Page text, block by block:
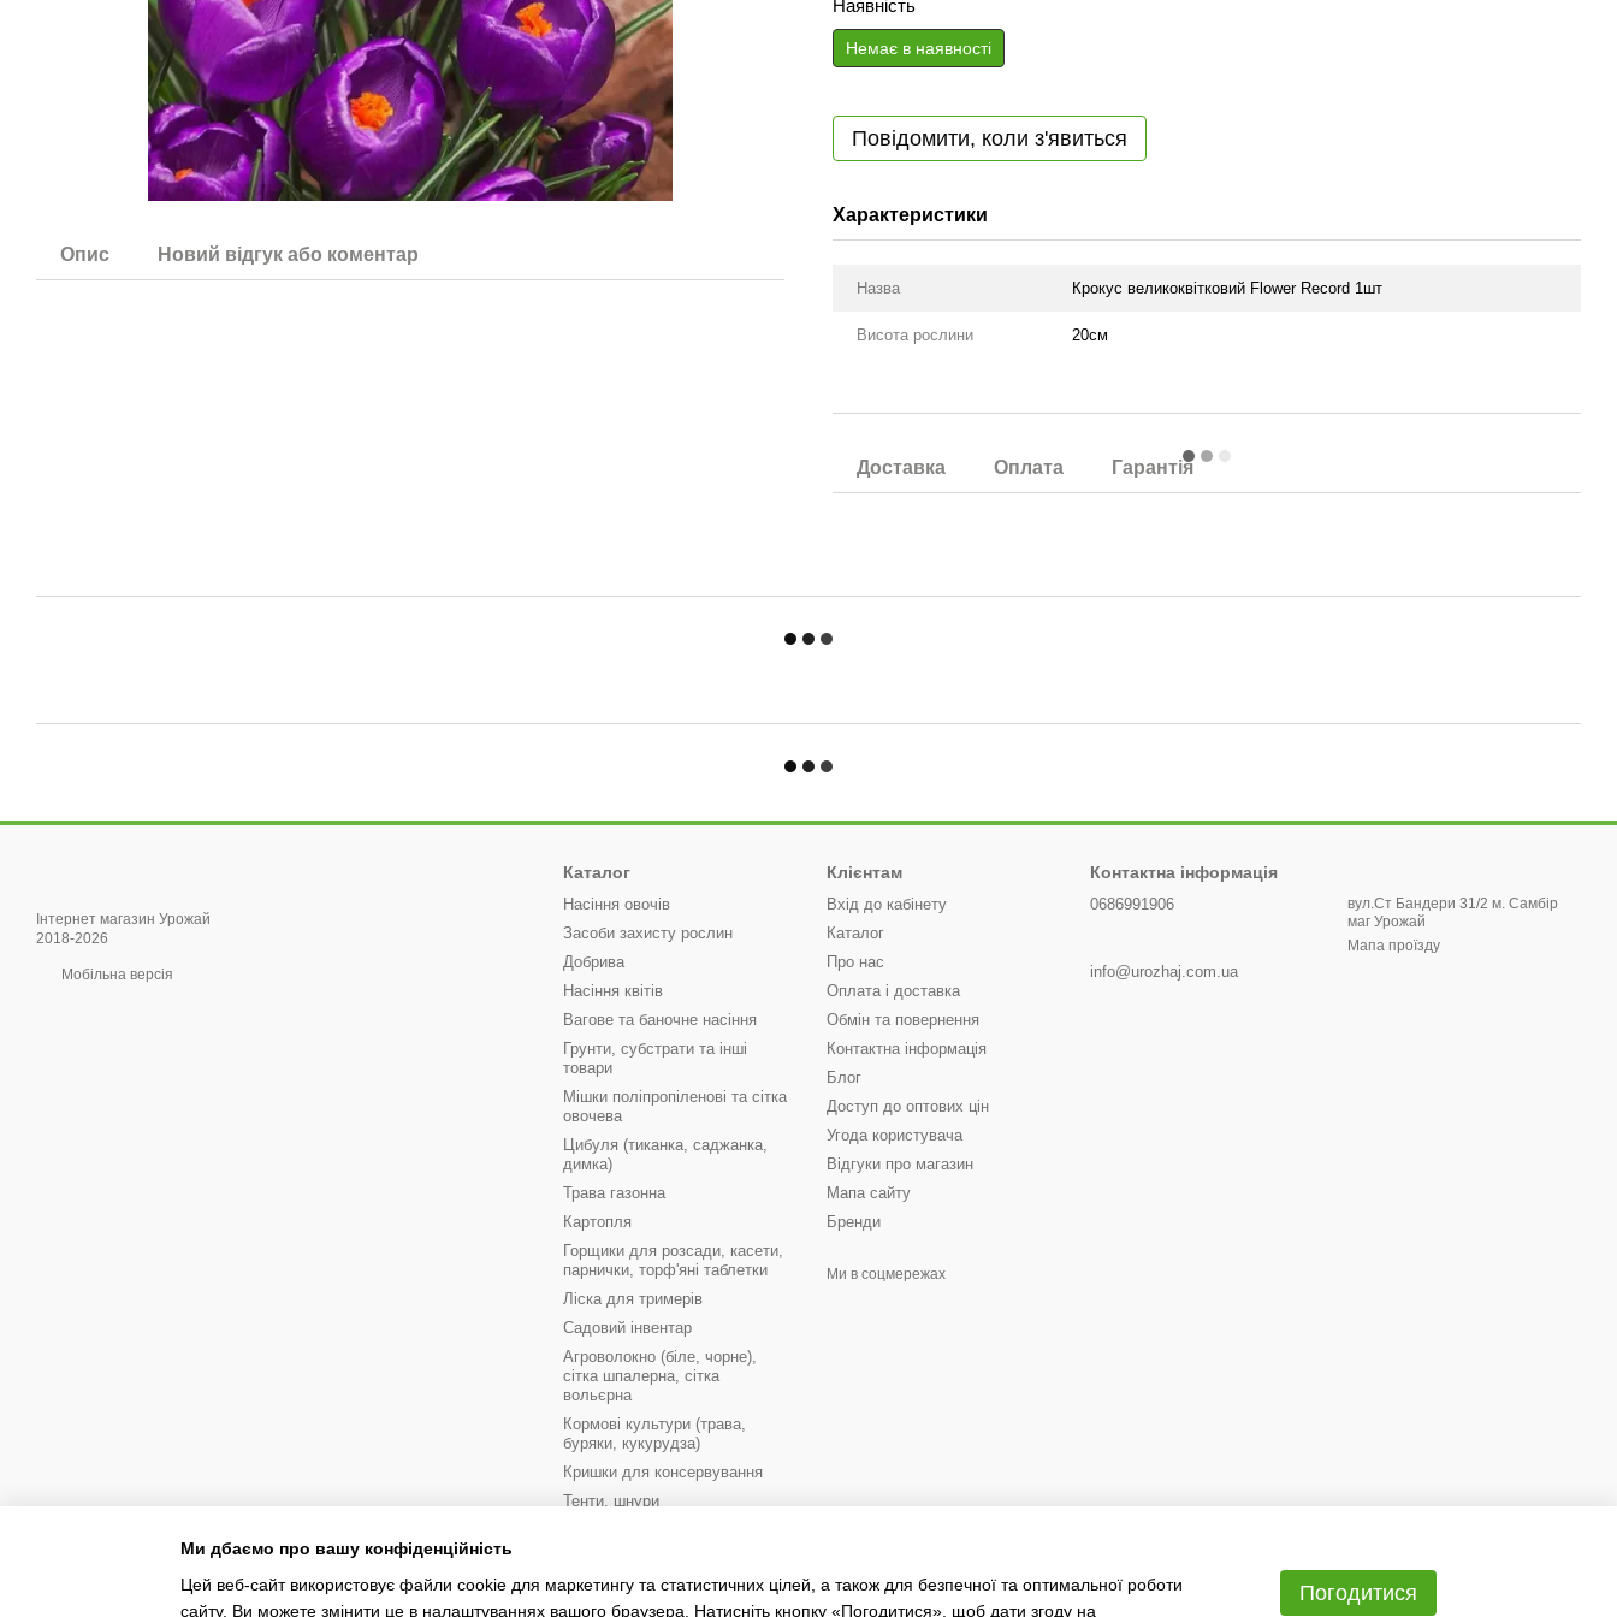
Опис Новий відгук або коментар
Наявність
Немає в наявності
Повідомити, коли з'явиться
Характеристики
Назва Крокус великоквітковий Flower Record 1шт
Висота рослини 20см
Доставка Оплата Гарантія
Інтернет магазин Урожай
2018-2026
Мобільна версія
Каталог
Насіння овочів
Засоби захисту рослин
Добрива
Насіння квітів
Вагове та баночне насіння
Грунти, субстрати та інші
товари
Мішки поліпропіленові та сітка
овочева
Цибуля (тиканка, саджанка,
димка)
Трава газонна
Картопля
Горщики для розсади, касети,
парнички, торф'яні таблетки
Ліска для тримерів
Садовий інвентар
Агроволокно (біле, чорне),
сітка шпалерна, сітка
вольєрна
Кормові культури (трава,
буряки, кукурудза)
Кришки для консервування
Тенти, шнури
Рукавиці робочі
Клієнтам
Вхід до кабінету
Каталог
Про нас
Оплата і доставка
Обмін та повернення
Контактна інформація
Блог
Доступ до оптових цін
Угода користувача
Відгуки про магазин
Мапа сайту
Бренди
Ми в соцмережах
Контактна інформація
0686991906
info@urozhaj.com.ua
вул.Ст Бандери 31/2 м. Самбір
маг Урожай
Мапа проїзду
Ми дбаємо про вашу конфіденційність
Цей веб-сайт використовує файли cookie для маркетингу та статистичних цілей, а також для безпечної та оптимальної роботи
сайту. Ви можете змінити це в налаштуваннях вашого браузера. Натисніть кнопку «Погодитися», щоб дати згоду на
Погодитися